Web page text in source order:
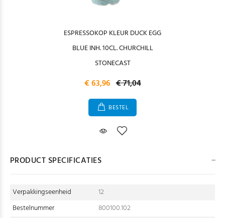
ESPRESSOKOP KLEUR DUCK EGG
BLUE INH. 10CL. CHURCHILL
STONECAST
€ 63,96 € 71,04
BESTEL
PRODUCT SPECIFICATIES
Verpakkingseenheid
12
Bestelnummer
800100.102